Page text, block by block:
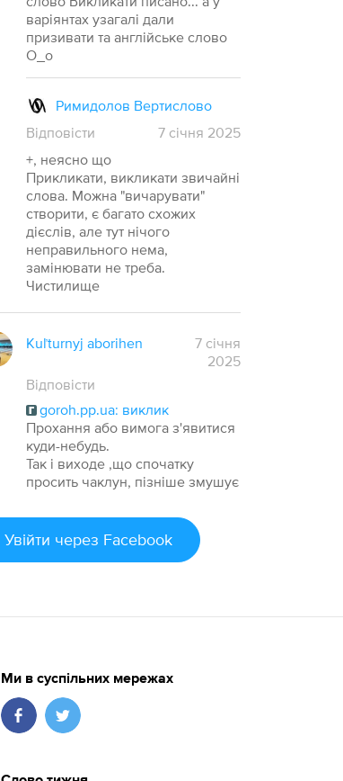
варіянтах узагалі дали
призивати та англійське слово
О_о
Римидолов Вертислово
Відповісти
7 січня 2025
+, неясно що
Прикликати, викликати звичайні
слова. Можна "вичарувати"
створити, є багато схожих
дієслів, але тут нічого
неправильного нема,
замінювати не треба.
Чистилище
Kuľturnyj aborihen
7 січня
2025
Відповісти
goroh.pp.ua: виклик
Прохання або вимога з'явитися
куди-небудь.
Так і виходе ,що спочатку
просить чаклун, пізніше змушує
Увійти через Facebook
Ми в суспільних мережах